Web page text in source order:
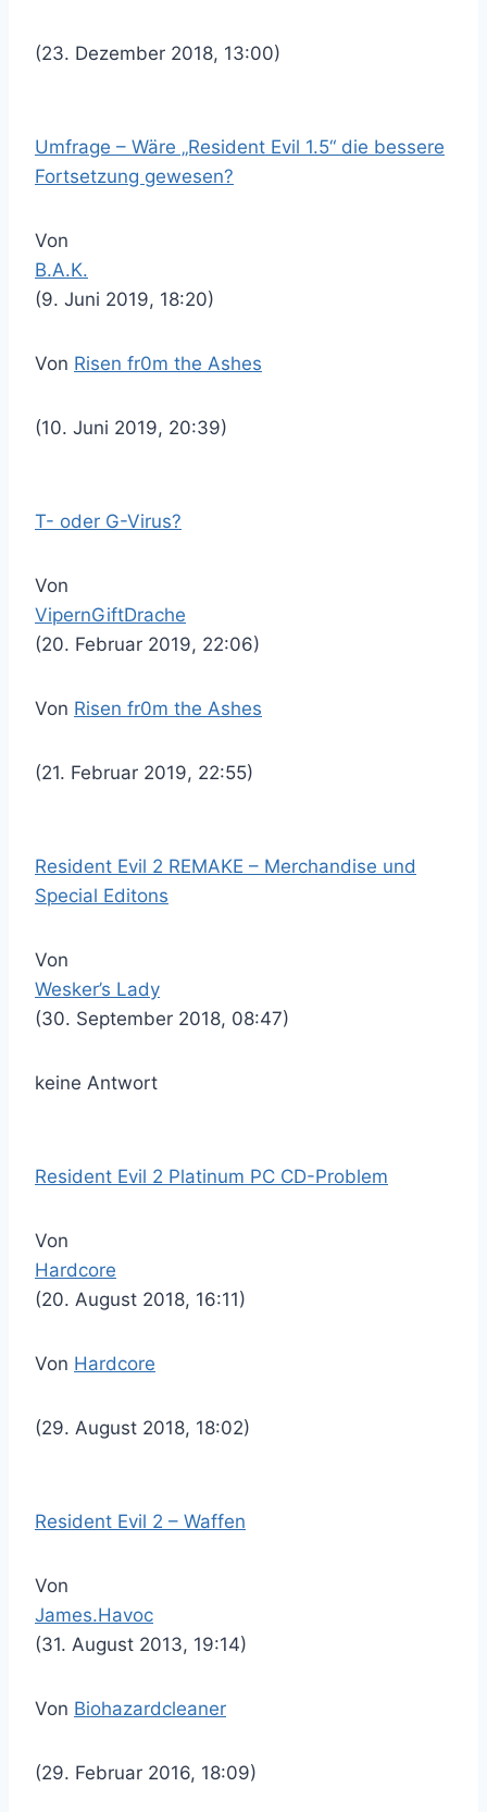
(23. Dezember 2018, 13:00)
Umfrage – Wäre „Resident Evil 1.5“ die bessere
Fortsetzung gewesen?
Von
B.A.K.
(9. Juni 2019, 18:20)
Von Risen fr0m the Ashes
(10. Juni 2019, 20:39)
T- oder G-Virus?
Von
VipernGiftDrache
(20. Februar 2019, 22:06)
Von Risen fr0m the Ashes
(21. Februar 2019, 22:55)
Resident Evil 2 REMAKE – Merchandise und
Special Editons
Von
Wesker’s Lady
(30. September 2018, 08:47)
keine Antwort
Resident Evil 2 Platinum PC CD-Problem
Von
Hardcore
(20. August 2018, 16:11)
Von Hardcore
(29. August 2018, 18:02)
Resident Evil 2 – Waffen
Von
James.Havoc
(31. August 2013, 19:14)
Von Biohazardcleaner
(29. Februar 2016, 18:09)